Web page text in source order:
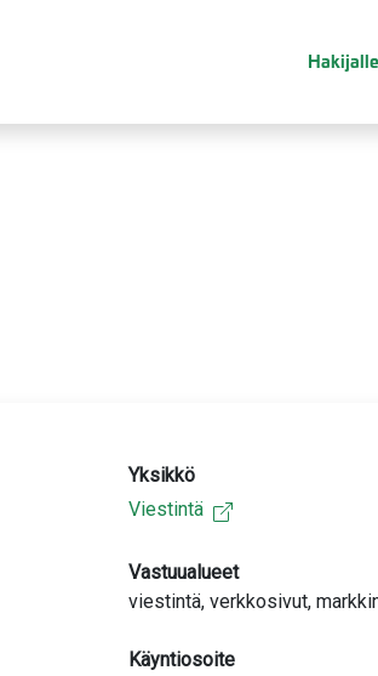
Hakijalle
Yksikkö
Viestintä
Vastuualueet
viestintä, verkkosivut,
Käyntiosoite